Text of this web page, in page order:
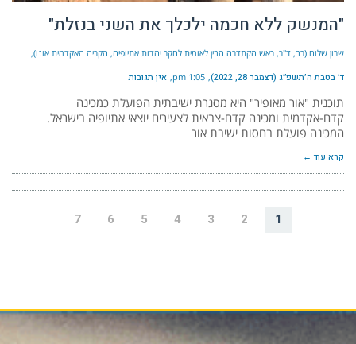
"המנשק ללא חכמה ילכלך את השני בנזלת"
שרון שלום (רב, ד"ר, ראש הקתדרה הבין לאומית לחקר יהדות אתיופיה, הקריה האקדמית אונו)
ד׳ בטבת ה׳תשפ״ג (דצמבר 28, 2022) 1:05 pm אין תגובות
תוכנית "אור מאופיר" היא מסגרת ישיבתית הפועלת כמכינה
קדם-אקדמית ומכינה קדם-צבאית לצעירים יוצאי אתיופיה בישראל.
המכינה פועלת בחסות ישיבת אור
קרא עוד ←
1
2
3
4
5
6
7